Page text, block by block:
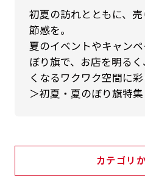
初夏の訪れとともに、
節感を。
夏のイベントやキャン
ぼり旗で、お店を明る
くなるワクワク空間に
＞初夏・夏のぼり旗特集
カテゴリ